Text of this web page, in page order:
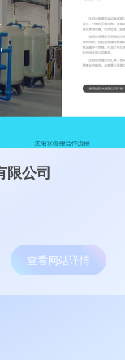
械有限公司
查看网站详情